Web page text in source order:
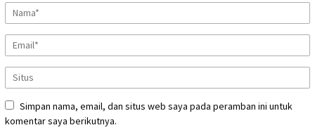
Simpan nama, email, dan situs web saya pada peramban ini untuk
komentar saya berikutnya.